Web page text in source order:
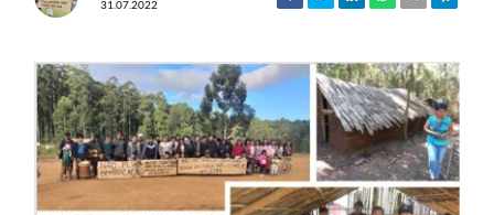
31.07.2022